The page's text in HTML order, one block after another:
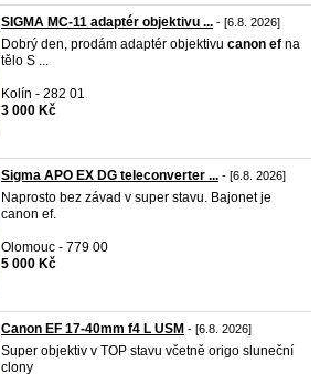
SIGMA MC-11 adaptér objektivu ... - [6.8. 2026]
Dobrý den, prodám adaptér objektivu canon ef na
tělo S ...
Kolín - 282 01
3 000 Kč
Sigma APO EX DG teleconverter ... - [6.8. 2026]
Naprosto bez závad v super stavu. Bajonet je
canon ef.
Olomouc - 779 00
5 000 Kč
Canon EF 17-40mm f4 L USM - [6.8. 2026]
Super objektiv v TOP stavu včetně origo sluneční
clony